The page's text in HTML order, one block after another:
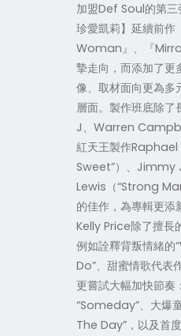
加盟Def Soul的第
珍愛凱莉】延續前
Woman』、『
摯走向，而添加了更
像、取材面向更為多
層面。製作班底除
J、Warren
紅天王製作
Sweet”）、
Lewis（“Strong
的佳作，為專輯更添
Kelly Price除了擅長
例如詮釋背叛情緒
Do”、甜蜜情歌代表
更嘗試大幅加快節奏
“Someday”、大爆
The Day”，以及首